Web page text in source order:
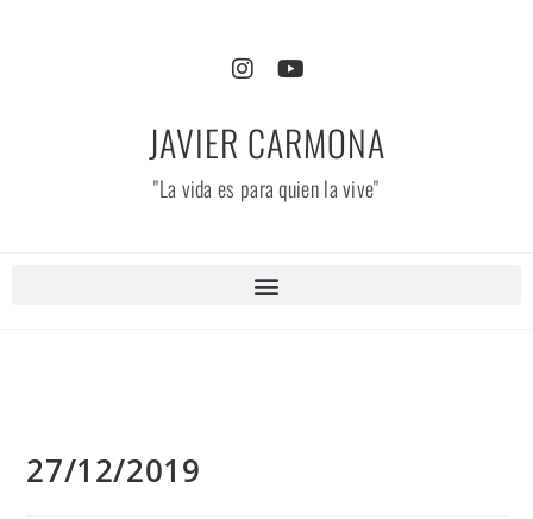
JAVIER CARMONA
"La vida es para quien la vive"
27/12/2019